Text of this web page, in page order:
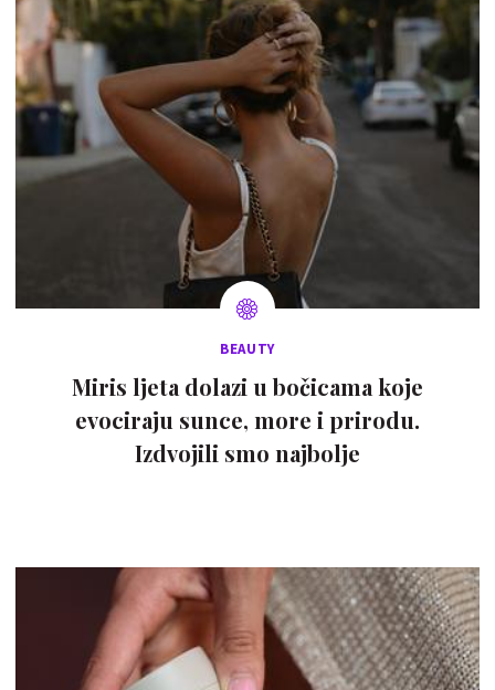
BEAUTY
Miris ljeta dolazi u bočicama koje
evociraju sunce, more i prirodu.
Izdvojili smo najbolje